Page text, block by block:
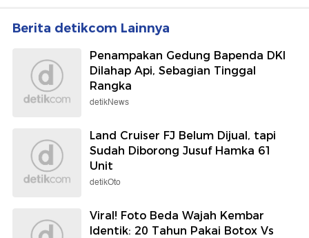
Berita detikcom Lainnya
Penampakan Gedung Bapenda DKI
Dilahap Api, Sebagian Tinggal
Rangka
detikNews
Land Cruiser FJ Belum Dijual, tapi
Sudah Diborong Jusuf Hamka 61
Unit
detikOto
Viral! Foto Beda Wajah Kembar
Identik: 20 Tahun Pakai Botox Vs